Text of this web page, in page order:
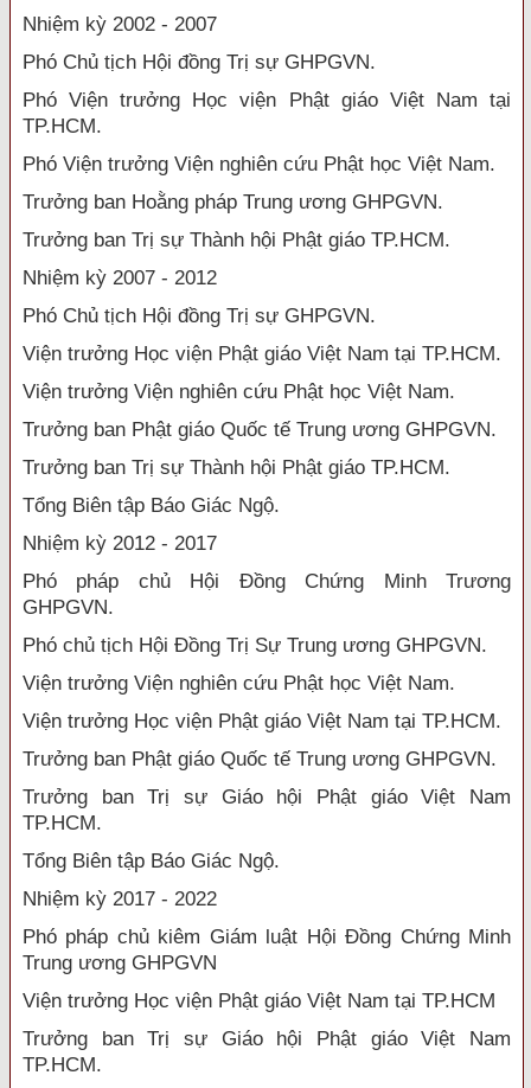
Nhiệm kỳ 2002 - 2007
Phó Chủ tịch Hội đồng Trị sự GHPGVN.
Phó Viện trưởng Học viện Phật giáo Việt Nam tại
TP.HCM.
Phó Viện trưởng Viện nghiên cứu Phật học Việt Nam.
Trưởng ban Hoằng pháp Trung ương GHPGVN.
Trưởng ban Trị sự Thành hội Phật giáo TP.HCM.
Nhiệm kỳ 2007 - 2012
Phó Chủ tịch Hội đồng Trị sự GHPGVN.
Viện trưởng Học viện Phật giáo Việt Nam tại TP.HCM.
Viện trưởng Viện nghiên cứu Phật học Việt Nam.
Trưởng ban Phật giáo Quốc tế Trung ương GHPGVN.
Trưởng ban Trị sự Thành hội Phật giáo TP.HCM.
Tổng Biên tập Báo Giác Ngộ.
Nhiệm kỳ 2012 - 2017
Phó pháp chủ Hội Đồng Chứng Minh Trương
GHPGVN.
Phó chủ tịch Hội Đồng Trị Sự Trung ương GHPGVN.
Viện trưởng Viện nghiên cứu Phật học Việt Nam.
Viện trưởng Học viện Phật giáo Việt Nam tại TP.HCM.
Trưởng ban Phật giáo Quốc tế Trung ương GHPGVN.
Trưởng ban Trị sự Giáo hội Phật giáo Việt Nam
TP.HCM.
Tổng Biên tập Báo Giác Ngộ.
Nhiệm kỳ 2017 - 2022
Phó pháp chủ kiêm Giám luật Hội Đồng Chứng Minh
Trung ương GHPGVN
Viện trưởng Học viện Phật giáo Việt Nam tại TP.HCM
Trưởng ban Trị sự Giáo hội Phật giáo Việt Nam
TP.HCM.